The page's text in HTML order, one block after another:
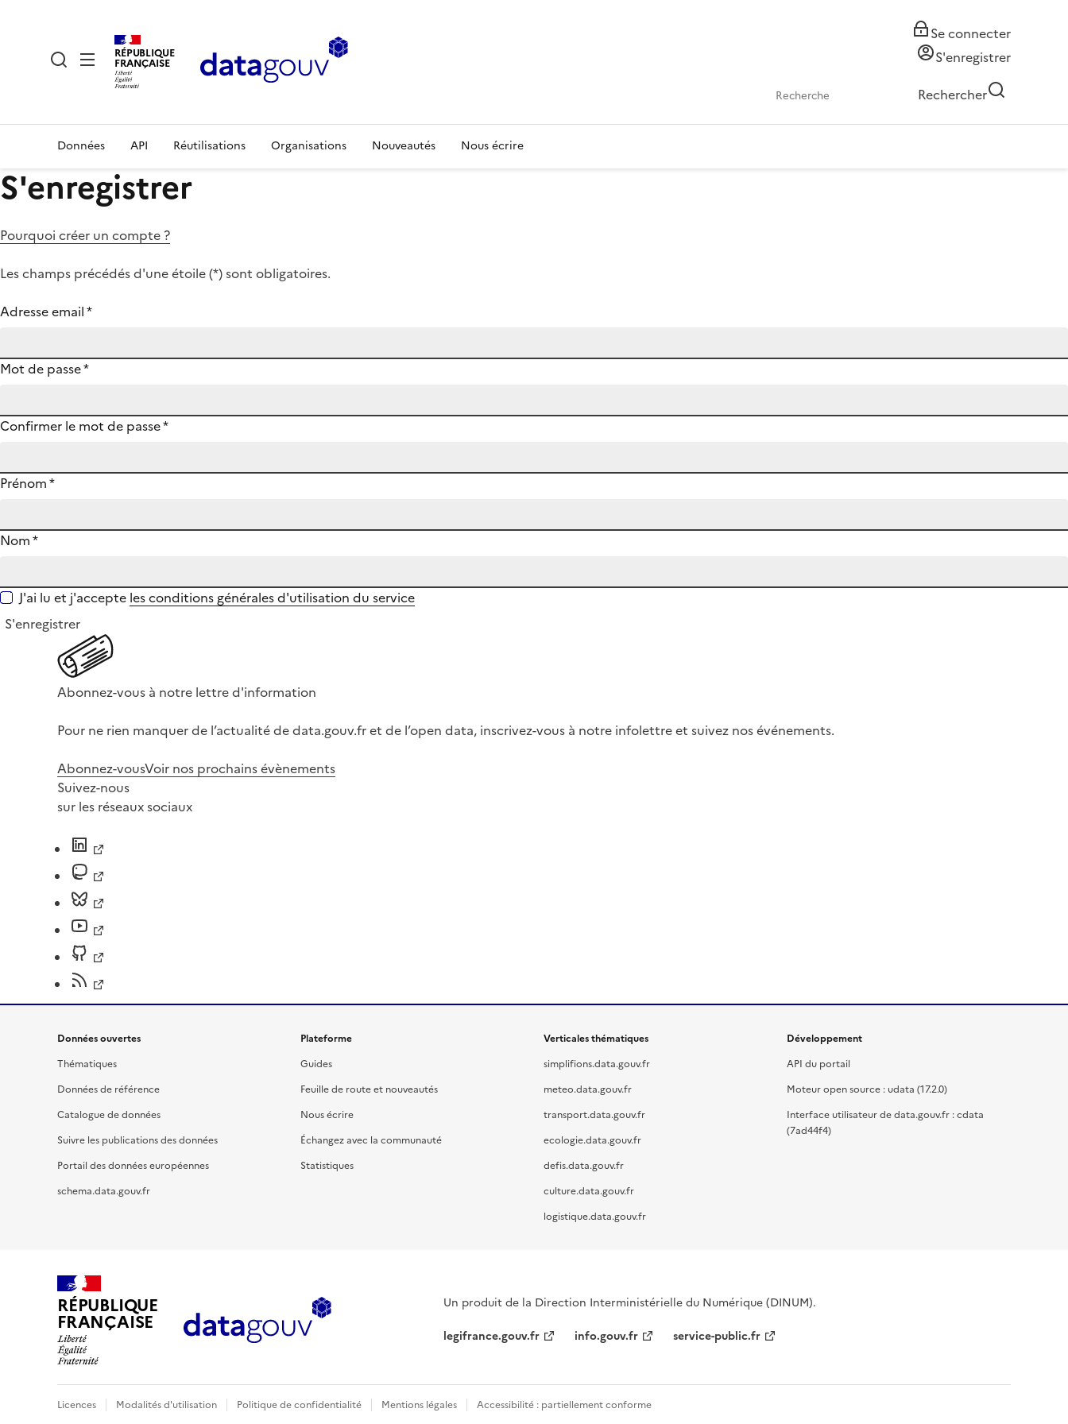
RÉPUBLIQUE
FRANÇAISE
Se connecter
S'enregistrer
Rechercher
Données API Réutilisations Organisations Nouveautés Nous écrire
S'enregistrer
Pourquoi créer un compte ?
Les champs précédés d'une étoile (*) sont obligatoires.
Adresse email*
Mot de passe*
Confirmer le mot de passe*
Prénom*
Nom*
J'ai lu et j'accepte les conditions générales d'utilisation du service
S'enregistrer
Abonnez-vous à notre lettre d'information
Pour ne rien manquer de l’actualité de data.gouv.fr et de l’open data, inscrivez-vous à notre infolettre et suivez nos événements.
Abonnez-vousVoir nos prochains évènements
Suivez-nous
sur les réseaux sociaux
Données ouvertes
Thématiques
Données de référence
Catalogue de données
Suivre les publications des données
Portail des données européennes
schema.data.gouv.fr
Plateforme
Guides
Feuille de route et nouveautés
Nous écrire
Échangez avec la communauté
Statistiques
Verticales thématiques
simplifions.data.gouv.fr
meteo.data.gouv.fr
transport.data.gouv.fr
ecologie.data.gouv.fr
defis.data.gouv.fr
culture.data.gouv.fr
logistique.data.gouv.fr
Développement
API du portail
Moteur open source : udata (17.2.0)
Interface utilisateur de data.gouv.fr : cdata
(7ad44f4)
RÉPUBLIQUE
FRANÇAISE
Un produit de la Direction Interministérielle du Numérique (DINUM).
legifrance.gouv.fr
info.gouv.fr service-public.fr
Licences Modalités d'utilisation Politique de confidentialité Mentions légales Accessibilité : partiellement conforme